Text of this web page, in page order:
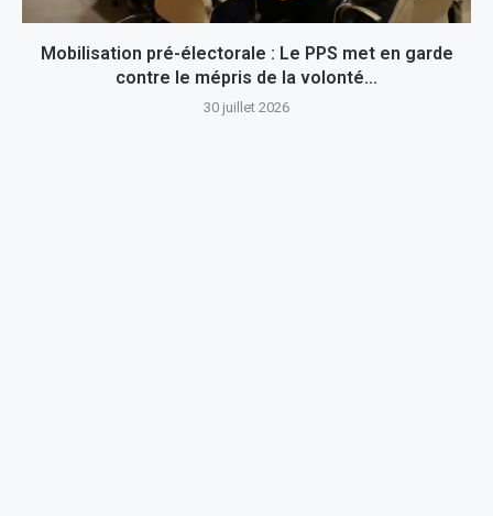
Mobilisation pré-électorale : Le PPS met en garde
contre le mépris de la volonté...
30 juillet 2026